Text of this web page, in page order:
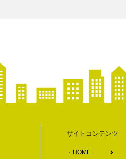
サイトコンテンツ
HOME